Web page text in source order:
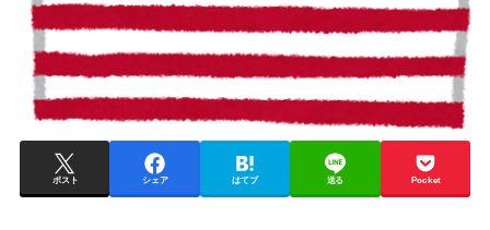
ポスト シェア はてブ 送る Pocket